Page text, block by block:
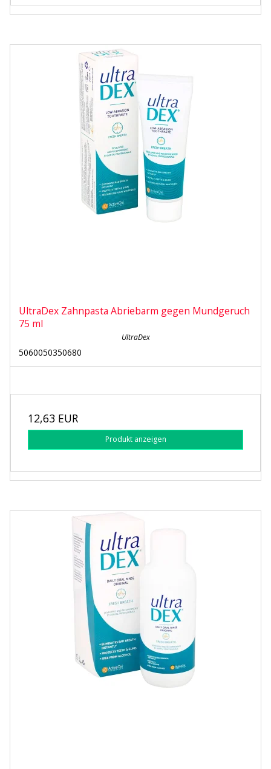
UltraDex Zahnpasta Abriebarm gegen Mundgeruch
75 ml
UltraDex
5060050350680
12,63 EUR
Produkt anzeigen